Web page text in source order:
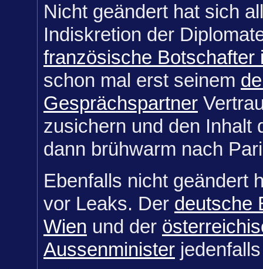
Nicht geändert hat sich
Indiskretion der
französische Botschafter
schon mal erst seinem
Gesprächspartner
zusichern und den Inhalt
dann brühwarm nach
Ebenfalls nicht geändert
vor Leaks. Der deutsche
Wien und der
Aussenminister